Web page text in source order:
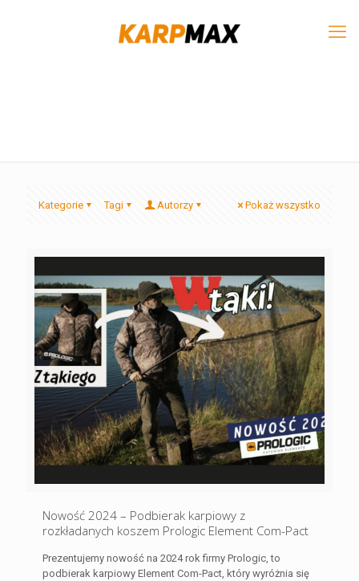
Kategorie Tagi Autorzy Pokaż wszystko
Nowość 2024 – Podbierak karpiowy z
rozkładanych koszem Prologic Element Com-Pact
Prezentujemy nowość na 2024 rok firmy Prologic, to
podbierak karpiowy Element Com-Pact, który wyróżnia się